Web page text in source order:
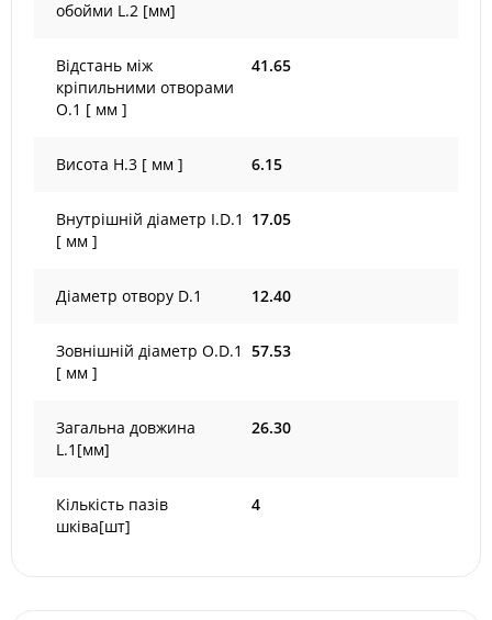
обойми L.2 [мм]
Відстань між
кріпильними отворами
O.1 [ мм ]
41.65
Висота H.3 [ мм ] 6.15
Внутрішній діаметр I.D.1
[ мм ]
17.05
Діаметр отвору D.1 12.40
Зовнішній діаметр O.D.1
[ мм ]
57.53
Загальна довжина
L.1[мм]
26.30
Кількість пазів
шківа[шт]
4